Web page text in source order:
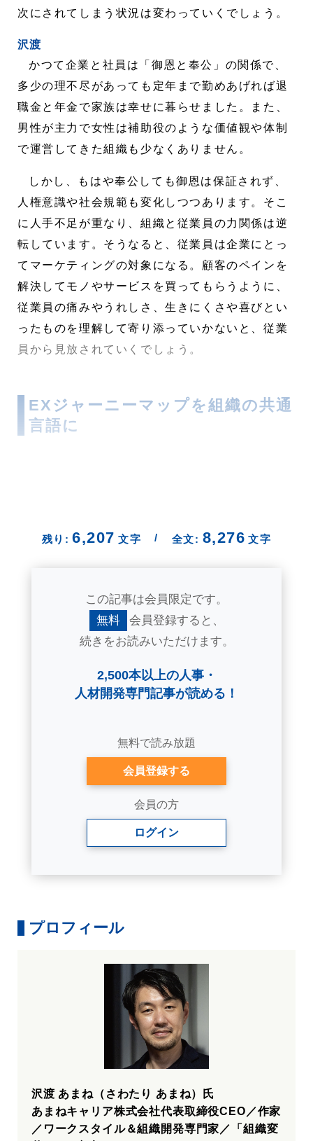
次にされてしまう状況は変わっていくでしょう。
沢渡
かつて企業と社員は「御恩と奉公」の関係で、
多少の理不尽があっても定年まで勤めあげれば退
職金と年金で家族は幸せに暮らせました。また、
男性が主力で女性は補助役のような価値観や体制
で運営してきた組織も少なくありません。
しかし、もはや奉公しても御恩は保証されず、
人権意識や社会規範も変化しつつあります。そこ
に人手不足が重なり、組織と従業員の力関係は逆
転しています。そうなると、従業員は企業にとっ
てマーケティングの対象になる。顧客のペインを
解決してモノやサービスを買ってもらうように、
従業員の痛みやうれしさ、生きにくさや喜びとい
ったものを理解して寄り添っていかないと、従業
員から見放されていくでしょう。
EXジャーニーマップを組織の共通
言語に
残り: 6,207 文字 / 全文: 8,276 文字
この記事は会員限定です。
無料
会員登録すると、
続きをお読みいただけます。
2,500本以上の人事・
人材開発専門記事が読める！
無料で読み放題
会員登録する
会員の方
ログイン
プロフィール
沢渡 あまね（さわたり あまね）氏
あまねキャリア株式会社代表取締役CEO／作家
／ワークスタイル＆組織開発専門家／「組織変